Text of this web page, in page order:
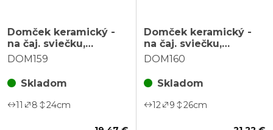
Domček keramický -
na čaj. sviečku,
poschodový, oranžový
DOM159
Skladom
11 8 24cm
Domček keramický -
na čaj. sviečku,
poschodový, zelený
DOM160
Skladom
12 9 26cm